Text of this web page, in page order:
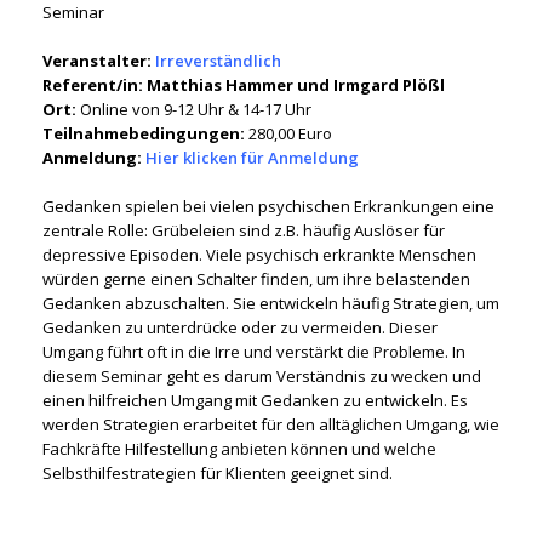
Veranstalter: Irreverständlich
Referent/in: Matthias Hammer und Irmgard Plößl
Ort: Online von 9-12 Uhr & 14-17 Uhr
Teilnahmebedingungen: 280,00 Euro
Anmeldung: Hier klicken für Anmeldung
Gedanken spielen bei vielen psychischen Erkrankungen eine
zentrale Rolle: Grübeleien sind z.B. häufig Auslöser für
depressive Episoden. Viele psychisch erkrankte Menschen
würden gerne einen Schalter finden, um ihre belastenden
Gedanken abzuschalten. Sie entwickeln häufig Strategien, um
Gedanken zu unterdrücke oder zu vermeiden. Dieser
Umgang führt oft in die Irre und verstärkt die Probleme. In
diesem Seminar geht es darum Verständnis zu wecken und
einen hilfreichen Umgang mit Gedanken zu entwickeln. Es
werden Strategien erarbeitet für den alltäglichen Umgang, wie
Fachkräfte Hilfestellung anbieten können und welche
Selbsthilfestrategien für Klienten geeignet sind.
Seminar